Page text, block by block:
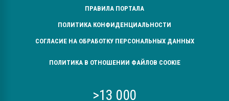
ПРАВИЛА ПОРТАЛА
ПОЛИТИКА КОНФИДЕНЦИАЛЬНОСТИ
СОГЛАСИЕ НА ОБРАБОТКУ ПЕРСОНАЛЬНЫХ ДАННЫХ
ПОЛИТИКА В ОТНОШЕНИИ ФАЙЛОВ COOKIE
>13 000